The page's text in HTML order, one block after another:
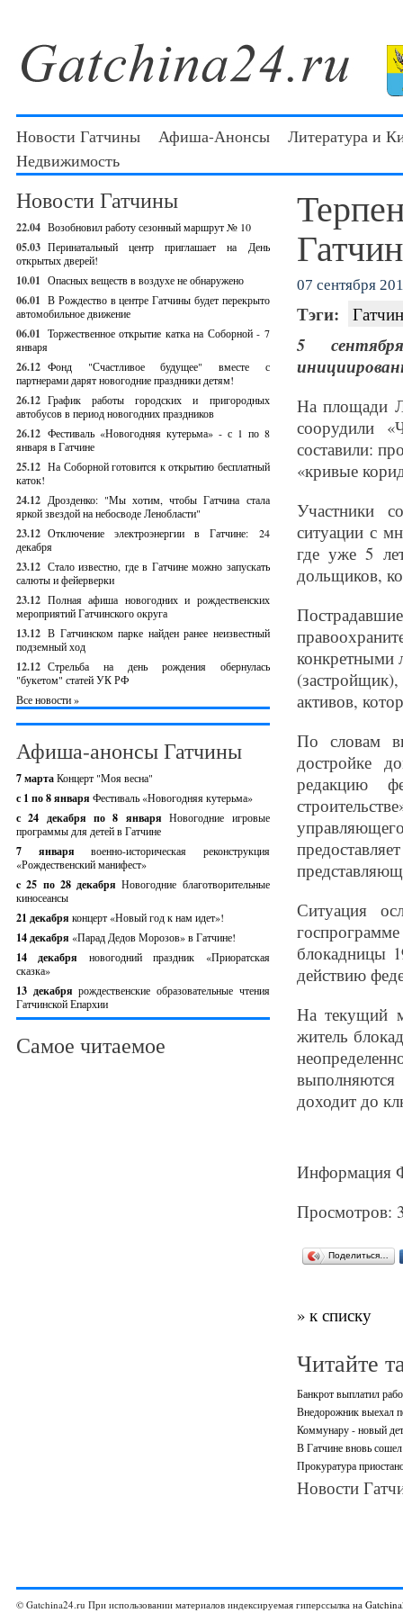
Новости Гатчины Афиша-Анонсы
Литература и
Недвижимость
Новости Гатчины
22.04 Возобновил работу сезонный маршрут № 10
05.03 Перинатальный центр приглашает на День
открытых дверей!
10.01 Опасных веществ в воздухе не обнаружено
06.01 В Рождество в центре Гатчины будет перекрыто
автомобильное движение
06.01 Торжественное открытие катка на Соборной - 7
января
26.12 Фонд "Счастливое будущее" вместе с
партнерами дарят новогодние праздники детям!
26.12 График работы городских и пригородных
автобусов в период новогодних праздников
26.12 Фестиваль «Новогодняя кутерьма» - с 1 по 8
января в Гатчине
25.12 На Соборной готовится к открытию бесплатный
каток!
24.12 Дрозденко: "Мы хотим, чтобы Гатчина стала
яркой звездой на небосводе Ленобласти"
23.12 Отключение электроэнергии в Гатчине: 24
декабря
23.12 Стало известно, где в Гатчине можно запускать
салюты и фейерверки
23.12 Полная афиша новогодних и рождественских
мероприятий Гатчинского округа
13.12 В Гатчинском парке найден ранее неизвестный
подземный ход
12.12 Стрельба на день рождения обернулась
"букетом" статей УК РФ
Все новости »
Афиша-анонсы Гатчины
7 мартаКонцерт "Моя весна"
с 1 по 8 января Фестиваль «Новогодняя кутерьма»
с 24 декабря по 8 январяНовогодние игровые
программы для детей в Гатчине
7 январявоенно-историческая реконструкция
«Рождественский манифест»
c 25 по 28 декабряНовогодние благотворительные
киносеансы
21 декабря концерт «Новый год к нам идет»!
14 декабря «Парад Дедов Морозов» в Гатчине!
14 декабря новогодний праздник «Приоратская
сказка»
13 декабрярождественские образовательные чтения
Гатчинской Епархии
Самое читаемое
07 сентября
Тэги:
5
На площади
соорудили
составили:
«кривые
Участники
ситуации с
где уже 5
дольщиков,
активов,
По словам
достройке
редакцию
Ситуация
блокадницы
действию
На текущий
житель
доходит до
Информация
Просмотров:
Поделиться…
» к списку
Читайте
Банкрот выплатил
Внедорожник выехал
Коммунару - новый
В Гатчине вновь сошел
Прокуратура
Новости
© Gatchina24.ru При использовании материалов индексируемая гиперссылка на